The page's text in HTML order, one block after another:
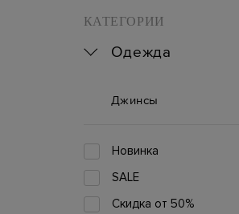
КАТЕГОРИИ
Одежда
Джинсы
Новинка
SALE
Скидка от 50%